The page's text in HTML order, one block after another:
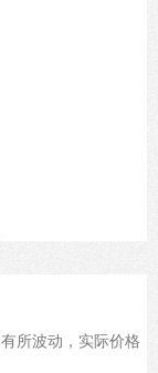
所波动，实际价格